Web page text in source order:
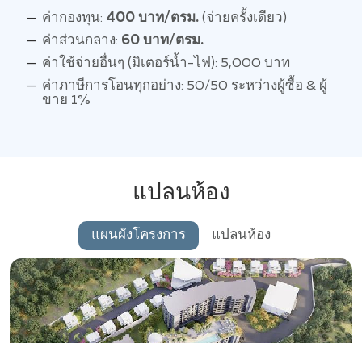
ค่ากองทุน: 400 บาท/ตรม. (จ่ายครั้งเดียว)
ค่าส่วนกลาง: 60 บาท/ตรม.
ค่าใช้จ่ายอื่นๆ (มิเตอร์น้ำ-ไฟ): 5,000 บาท
ค่าภาษีการโอนทุกอย่าง: 50/50 ระหว่างผู้ซื้อ & ผู้
ขาย 1%
แปลนห้อง
แผนผังโครงการ แปลนห้อง